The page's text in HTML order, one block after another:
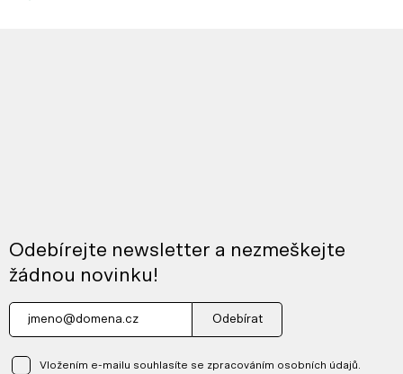
Odebírejte newsletter a nezmeškejte
žádnou novinku!
Odebírat
Vložením e-mailu souhlasíte se zpracováním osobních údajů.